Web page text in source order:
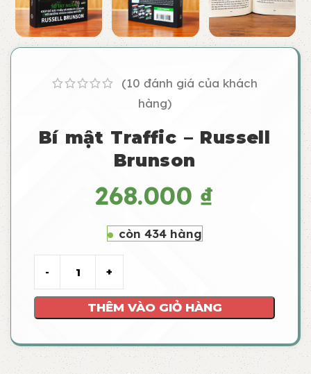
(10 đánh giá của khách
hàng)
Bí mật Traffic – Russell
Brunson
268.000 ₫
còn 434 hàng
THÊM VÀO GIỎ HÀNG